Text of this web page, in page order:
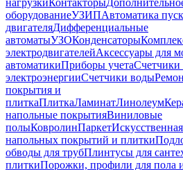
нагрузкиКонтакторы
оборудованиеУЗИПАвтоматика
двигателяДифференциальные
автоматыУЗОКонденсаторы
электродвигателейАксессуары для
автоматикиПриборы учетаСчетчики
электроэнергииСчетчики воды
покрытия и
плиткаПлиткаЛаминатЛинолеум
напольные покрытияВиниловые
полыКовролинПаркет
напольных покрытий и плитки
обводы для трубПлинтусы для
плиткиПорожки, профили для пола